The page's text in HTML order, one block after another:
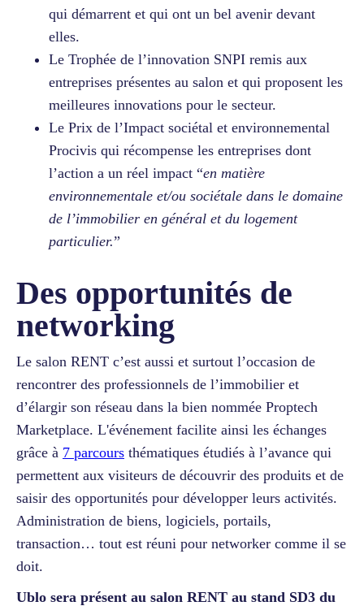
qui démarrent et qui ont un bel avenir devant
elles.
Le Trophée de l’innovation SNPI remis aux
entreprises présentes au salon et qui proposent les
meilleures innovations pour le secteur.
Le Prix de l’Impact sociétal et environnemental
Procivis qui récompense les entreprises dont
l’action a un réel impact “en matière
environnementale et/ou sociétale dans le domaine
de l’immobilier en général et du logement
particulier.”
Des opportunités de
networking
Le salon RENT c’est aussi et surtout l’occasion de
rencontrer des professionnels de l’immobilier et
d’élargir son réseau dans la bien nommée Proptech
Marketplace. L'événement facilite ainsi les échanges
grâce à 7 parcours thématiques étudiés à l’avance qui
permettent aux visiteurs de découvrir des produits et de
saisir des opportunités pour développer leurs activités.
Administration de biens, logiciels, portails,
transaction… tout est réuni pour networker comme il se
doit.
Ublo sera présent au salon RENT au stand SD3 du